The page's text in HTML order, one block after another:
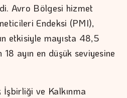
Avro Bölgesi hizmet
Endeksi (PMI),
etkisiyle mayısta 48,5
ayın en düşük seviyesine
ve Kalkınma